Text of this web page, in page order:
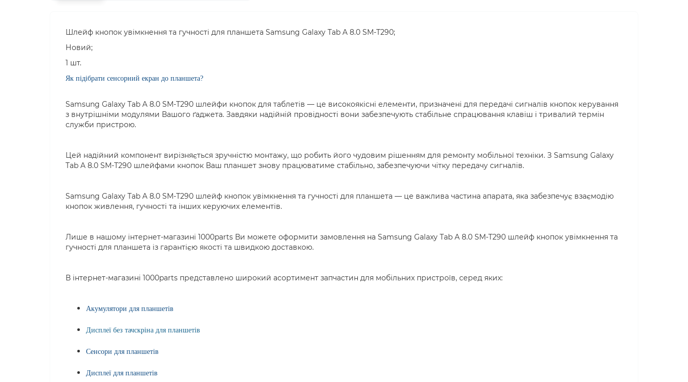
Шлейф кнопок увімкнення та гучності для планшета Samsung Galaxy Tab A 8.0 SM-T290;
Новий;
1 шт.
Як підібрати сенсорний екран до планшета?
Samsung Galaxy Tab A 8.0 SM-T290 шлейфи кнопок для таблетів — це високоякісні елементи, призначені для передачі сигналів кнопок керування
з внутрішніми модулями Вашого ґаджета. Завдяки надійній провідності вони забезпечують стабільне спрацювання клавіш і тривалий термін
служби пристрою.
Цей надійний компонент вирізняється зручністю монтажу, що робить його чудовим рішенням для ремонту мобільної техніки. З Samsung Galaxy
Tab A 8.0 SM-T290 шлейфами кнопок Ваш планшет знову працюватиме стабільно, забезпечуючи чітку передачу сигналів.
Samsung Galaxy Tab A 8.0 SM-T290 шлейф кнопок увімкнення та гучності для планшета — це важлива частина апарата, яка забезпечує взаємодію
кнопок живлення, гучності та інших керуючих елементів.
Лише в нашому інтернет-магазині 1000parts Ви можете оформити замовлення на Samsung Galaxy Tab A 8.0 SM-T290 шлейф кнопок увімкнення та
гучності для планшета із гарантією якості та швидкою доставкою.
В інтернет-магазині 1000parts представлено широкий асортимент запчастин для мобільних пристроїв, серед яких:
Акумулятори для планшетів
Дисплеї без тачскріна для планшетів
Сенсори для планшетів
Дисплеї для планшетів